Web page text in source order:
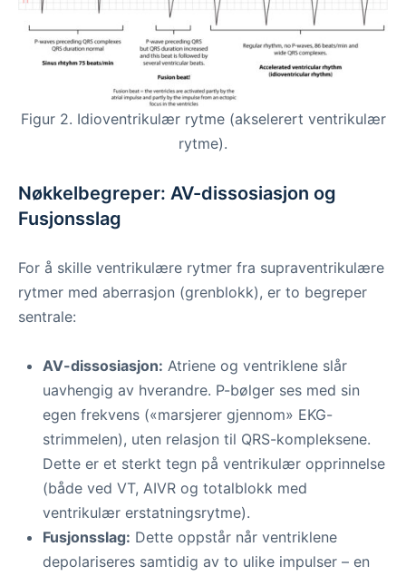
Figur 2. Idioventrikulær rytme (akselerert ventrikulær
rytme).
Nøkkelbegreper: AV-dissosiasjon og
Fusjonsslag
For å skille ventrikulære rytmer fra supraventrikulære
rytmer med aberrasjon (grenblokk), er to begreper
sentrale:
AV-dissosiasjon: Atriene og ventriklene slår
uavhengig av hverandre. P-bølger ses med sin
egen frekvens («marsjerer gjennom» EKG-
strimmelen), uten relasjon til QRS-kompleksene.
Dette er et sterkt tegn på ventrikulær opprinnelse
(både ved VT, AIVR og totalblokk med
ventrikulær erstatningsrytme).
Fusjonsslag: Dette oppstår når ventriklene
depolariseres samtidig av to ulike impulser – en